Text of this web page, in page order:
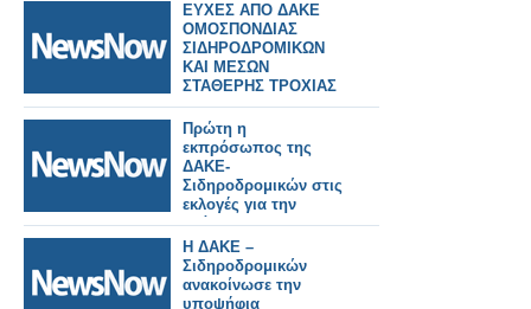
ΕΥΧΕΣ ΑΠΟ ΔΑΚΕ
ΟΜΟΣΠΟΝΔΙΑΣ
ΣΙΔΗΡΟΔΡΟΜΙΚΩΝ
ΚΑΙ ΜΕΣΩΝ
ΣΤΑΘΕΡΗΣ ΤΡΟΧΙΑΣ
Πρώτη η
εκπρόσωπος της
ΔΑΚΕ-
Σιδηροδρομικών στις
εκλογές για την
ανάδειξη
εκπρόσωπου στο
Δ.Σ. του ΟΣΕ.
Η ΔΑΚΕ –
Σιδηροδρομικών
ανακοίνωσε την
υποψήφια